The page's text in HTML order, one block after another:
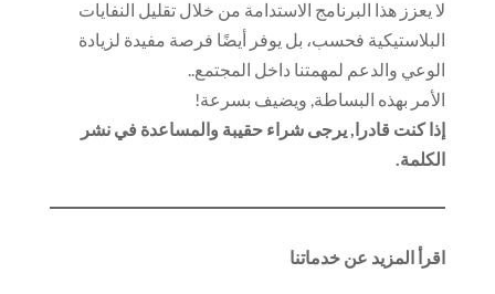
لا يعزز هذا البرنامج الاستدامة من خلال تقليل النفايات
البلاستيكية فحسب، بل يوفر أيضًا فرصة مفيدة لزيادة
الوعي والدعم لمهمتنا داخل المجتمع..
الأمر بهذه البساطة, ويضيف بسرعة!
إذا كنت قادرا, يرجى شراء حقيبة والمساعدة في نشر
الكلمة.
اقرأ المزيد عن خدماتنا